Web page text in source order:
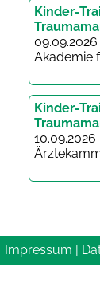
Kinder-
Akademie
Kinder-
Impressum |